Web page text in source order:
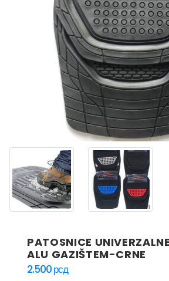
PATOSNICE
ALU GAZIŠTEM-CRNE
2.500рсд